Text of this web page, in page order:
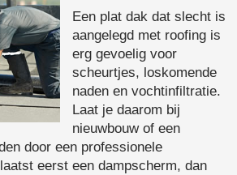
Een plat dak dat slecht is
aangelegd met roofing is
erg gevoelig voor
scheurtjes, loskomende
naden en vochtinfiltratie.
Laat je daarom bij
nieuwbouw of een
door een professionele
eerst een dampscherm, dan